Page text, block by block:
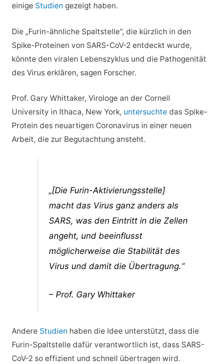
einige Studien gezeigt haben.
Die „Furin-ähnliche Spaltstelle“, die kürzlich in den
Spike-Proteinen von SARS-CoV-2 entdeckt wurde,
könnte den viralen Lebenszyklus und die Pathogenität
des Virus erklären, sagen Forscher.
Prof. Gary Whittaker, Virologe an der Cornell
University in Ithaca, New York, untersuchtedas Spike-
Protein des neuartigen Coronavirus in einer neuen
Arbeit, die zur Begutachtung ansteht.
„[Die Furin-Aktivierungsstelle]
macht das Virus ganz anders als
SARS, was den Eintritt in die Zellen
angeht, und beeinflusst
möglicherweise die Stabilität des
Virus und damit die Übertragung.“
– Prof. Gary Whittaker
Andere Studien haben die Idee unterstützt, dass die
Furin-Spaltstelle dafür verantwortlich ist, dass SARS-
CoV-2 so effizient und schnell übertragen wird.